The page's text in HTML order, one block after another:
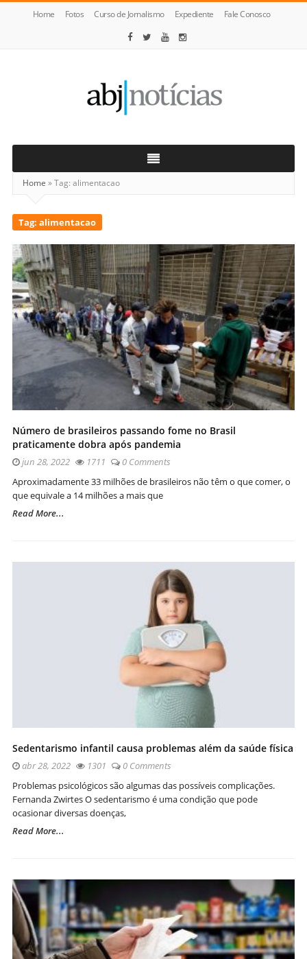
Home Fotos Curso de Jornalismo Expediente Fale Conosco
Notícias
Home »Tag: alimentacao
Tag: alimentacao
Número de brasileiros passando fome no Brasil
praticamente dobra após pandemia
jun 28, 2022 1711
0 Comments
Aproximadamente 33 milhões de brasileiros não têm o que comer, o
que equivale a 14 milhões a mais que
Read More...
Sedentarismo infantil causa problemas além da saúde física
abr 28, 2022 1301
0 Comments
Problemas psicológicos são algumas das possíveis complicações.
Fernanda Zwirtes O sedentarismo é uma condição que pode
ocasionar diversas doenças,
Read More...